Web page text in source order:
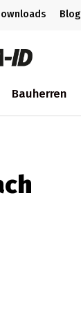
Blog
Bauherren